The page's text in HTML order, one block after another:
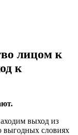
лицом к
к
выход из
выгодных словиях